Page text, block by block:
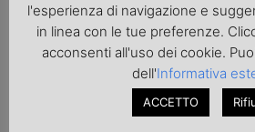
Cassazione conferma validità
velocità col cronotachigrafo
La Cassazione conferma la
spedizioniere-vettore
Esenzione Iva nei trasporti
l'esperienza di navigazione e
in linea con le tue preferenze.
acconsenti all'uso dei cookie.
dell'Informativa
ACCETTO